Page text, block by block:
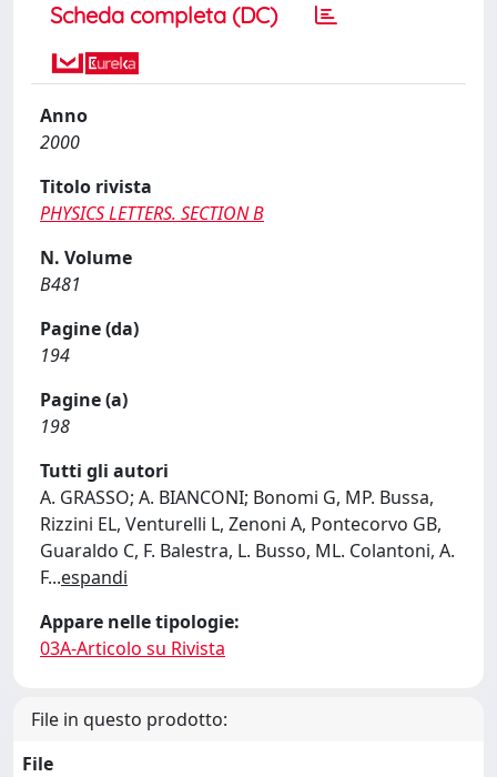
Scheda completa (DC)
Anno
2000
Titolo rivista
PHYSICS LETTERS. SECTION B
N. Volume
B481
Pagine (da)
194
Pagine (a)
198
Tutti gli autori
A. GRASSO; A. BIANCONI; Bonomi G, MP. Bussa,
Rizzini EL, Venturelli L, Zenoni A, Pontecorvo GB,
Guaraldo C, F. Balestra, L. Busso, ML. Colantoni, A.
F...espandi
Appare nelle tipologie:
03A-Articolo su Rivista
File in questo prodotto:
File